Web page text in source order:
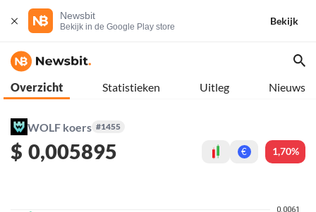
Newsbit
Bekijk in de Google Play store
Bekijk
Overzicht Statistieken Uitleg Nieuws
WOLF koers #1455
$ 0,005895 € 1,70%